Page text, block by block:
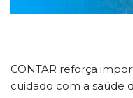
CONTAR reforça
cuidado com a saúde